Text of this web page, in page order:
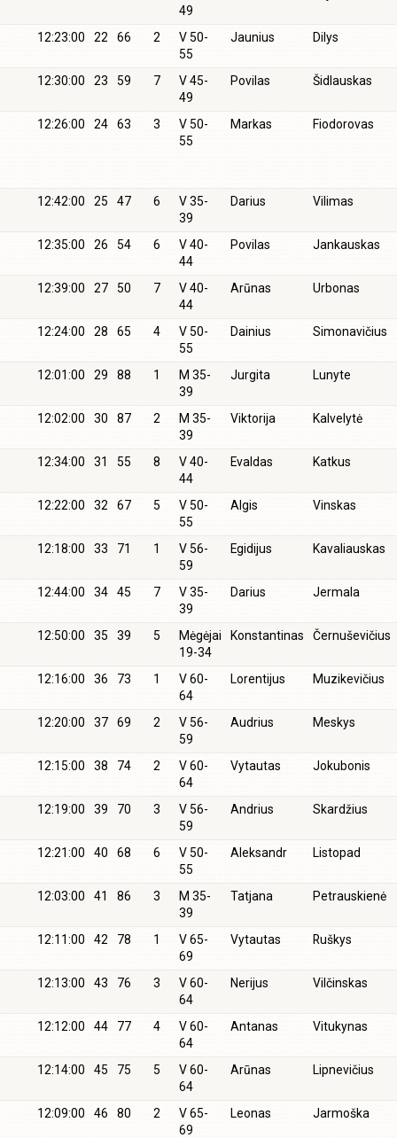
49
12:23:00 22 66 2
V 50-
55
Jaunius Dilys
12:30:00 23 59 7
V 45-
49
Povilas Šidlauskas
12:26:00 24 63 3
V 50-
55
Markas Fiodorovas
12:42:00 25 47 6
V 35-
39
Darius Vilimas
12:35:00 26 54 6
V 40-
44
Povilas Jankauskas
12:39:00 27 50 7
V 40-
44
Arūnas Urbonas
12:24:00 28 65 4
V 50-
55
Dainius Simonavičius
12:01:00 29 88 1
M 35-
39
Jurgita Lunyte
12:02:00 30 87 2
M 35-
39
Viktorija Kalvelytė
12:34:00 31 55 8
V 40-
44
Evaldas Katkus
12:22:00 32 67 5
V 50-
55
Algis Vinskas
12:18:00 33 71 1
V 56-
59
Egidijus Kavaliauskas
12:44:00 34 45 7
V 35-
39
Darius Jermala
12:50:00 35 39 5
Mėgėjai
19-34
Konstantinas Černuševičius
12:16:00 36 73 1
V 60-
64
Lorentijus Muzikevičius
12:20:00 37 69 2
V 56-
59
Audrius Meskys
12:15:00 38 74 2
V 60-
64
Vytautas Jokubonis
12:19:00 39 70 3
V 56-
59
Andrius Skardžius
12:21:00 40 68 6
V 50-
55
Aleksandr Listopad
12:03:00 41 86 3
M 35-
39
Tatjana Petrauskienė
12:11:00 42 78 1
V 65-
69
Vytautas Ruškys
12:13:00 43 76 3
V 60-
64
Nerijus Vilčinskas
12:12:00 44 77 4
V 60-
64
Antanas Vitukynas
12:14:00 45 75 5
V 60-
64
Arūnas Lipnevičius
12:09:00 46 80 2
V 65-
69
Leonas Jarmoška